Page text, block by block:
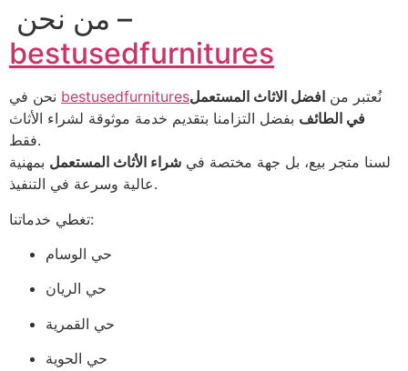
من نحن –
bestusedfurnitures
bestusedfurnitures نُعتبر من افضل الاثاث المستعمل
في الطائف بفضل التزامنا بتقديم خدمة موثوقة لشراء الأثاث
فقط.
لسنا متجر بيع، بل جهة مختصة في شراء الأثاث المستعمل بمهنية
عالية وسرعة في التنفيذ.
تغطي خدماتنا:
حي الوسام
حي الريان
حي القمرية
حي الحوية